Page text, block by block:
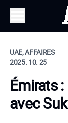
UAE, AFFAIRES
2025. 10. 25
Émirats
avec